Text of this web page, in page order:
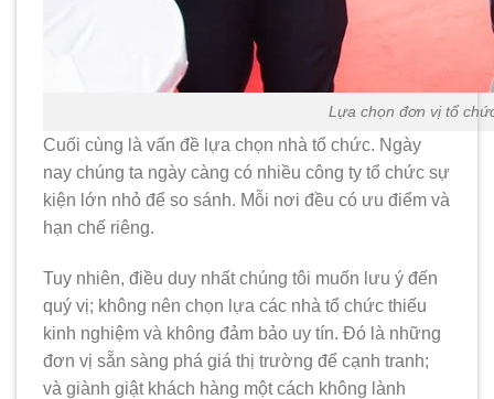
Lựa chọn đơn vị tổ
Cuối cùng là vấn đề lựa chọn nhà tổ chức. Ngày
nay chúng ta ngày càng có nhiều công ty tổ chức sự
kiện lớn nhỏ để so sánh. Mỗi nơi đều có ưu điểm và
hạn chế riêng.
Tuy nhiên, điều duy nhất chúng tôi muốn lưu ý đến
quý vị; không nên chọn lựa các nhà tổ chức thiếu
kinh nghiệm và không đảm bảo uy tín. Đó là những
đơn vị sẵn sàng phá giá thị trường để cạnh tranh;
và giành giật khách hàng một cách không lành